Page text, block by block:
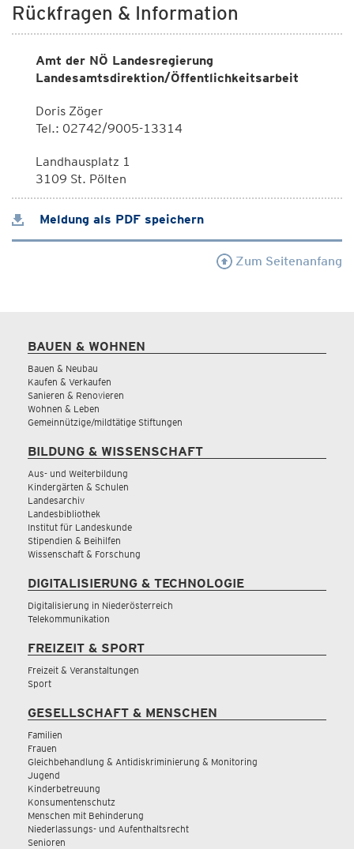
Rückfragen & Information
Amt der NÖ Landesregierung
Landesamtsdirektion/Öffentlichkeitsarbeit
Doris Zöger
Tel.: 02742/9005-13314
Landhausplatz 1
3109 St. Pölten
Meldung als PDF speichern
Zum Seitenanfang
BAUEN & WOHNEN
Bauen & Neubau
Kaufen & Verkaufen
Sanieren & Renovieren
Wohnen & Leben
Gemeinnützige/mildtätige Stiftungen
BILDUNG & WISSENSCHAFT
Aus- und Weiterbildung
Kindergärten & Schulen
Landesarchiv
Landesbibliothek
Institut für Landeskunde
Stipendien & Beihilfen
Wissenschaft & Forschung
DIGITALISIERUNG & TECHNOLOGIE
Digitalisierung in Niederösterreich
Telekommunikation
FREIZEIT & SPORT
Freizeit & Veranstaltungen
Sport
GESELLSCHAFT & MENSCHEN
Familien
Frauen
Gleichbehandlung & Antidiskriminierung & Monitoring
Jugend
Kinderbetreuung
Konsumentenschutz
Menschen mit Behinderung
Niederlassungs- und Aufenthaltsrecht
Senioren